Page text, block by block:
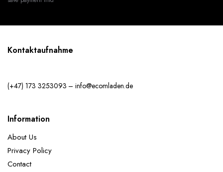
Kontaktaufnahme
(+47) 173 3253093 – info@ecomladen.de
Information
About Us
Privacy Policy
Contact